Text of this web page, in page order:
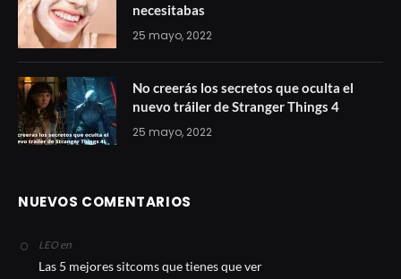
necesitabas
25 mayo, 2022
No creerás los secretos que oculta el
nuevo tráiler de Stranger Things 4
25 mayo, 2022
NUEVOS COMENTARIOS
LEOen
Las 5 mejores sitcoms que tienes que ver